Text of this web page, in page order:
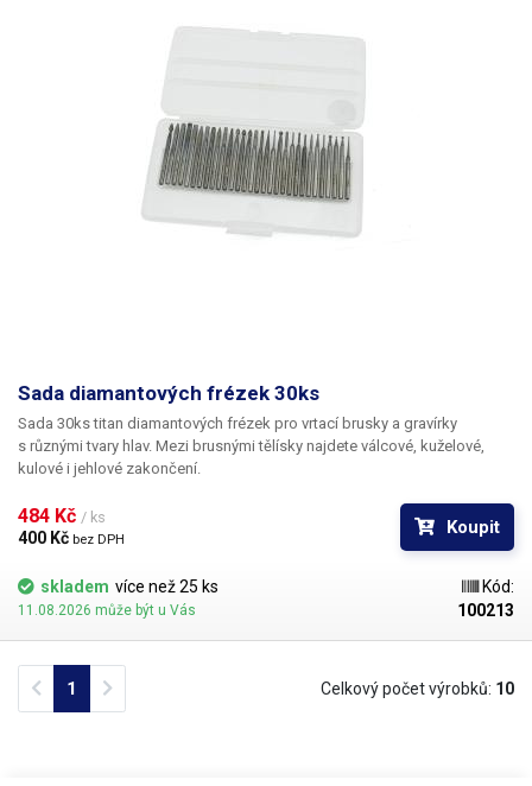
Sada diamantových frézek 30ks
Sada 30ks titan diamantových frézek pro vrtací brusky a gravírky
s různými tvary hlav. Mezi brusnými tělísky najdete válcové, kuželové,
kulové i jehlové zakončení.
484 Kč / ks
400 Kč bez DPH
Koupit
skladem více než 25 ks
11.08.2026 může být u Vás
Kód:
100213
Previous
1 Celkový počet výrobků: 10